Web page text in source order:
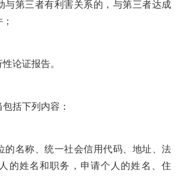
第三者有利害关系的，与第三者达成
论证报告。
括下列内容：
名称、统一社会信用代码、地址、法
的姓名和职务，申请个人的姓名、住